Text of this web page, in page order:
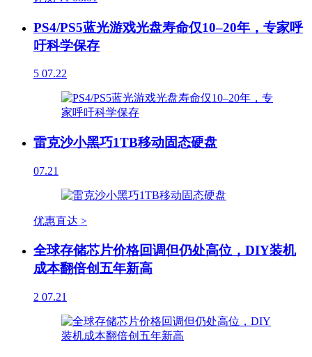
PS4/PS5蓝光游戏光盘寿命仅10–20年，专家呼
吁科学保存
5 07.22
雷克沙小黑巧1TB移动固态硬盘
07.21
优惠直达 >
全球存储芯片价格回调但仍处高位，DIY装机
成本翻倍创五年新高
2 07.21